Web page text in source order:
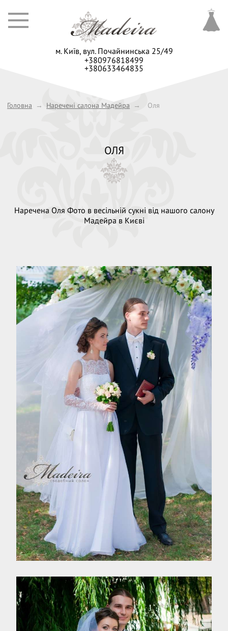
+380976818499
+380633464835
м. Київ, вул. Почайнинська 25/49
Головна → Наречені салона Мадейра → Оля
ОЛЯ
Наречена Оля Фото в весільній сукні від нашого салону
Мадейра в Києві